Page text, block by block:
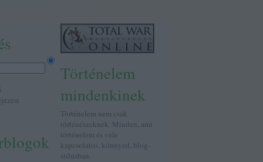
Történelem
mindenkinek
Történelem nem csak
történészeknek. Minden, ami
történelem és vele
kapcsolatos, könnyed, blog-
stílusban.